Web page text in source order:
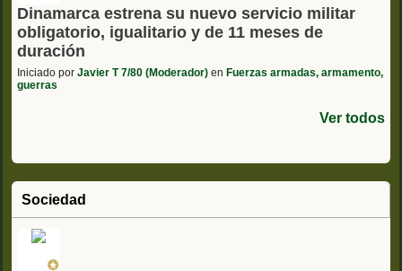
Dinamarca estrena su nuevo servicio militar
obligatorio, igualitario y de 11 meses de
duración
Iniciado por Javier T 7/80 (Moderador) en Fuerzas armadas, armamento,
guerras
Ver todos
Sociedad